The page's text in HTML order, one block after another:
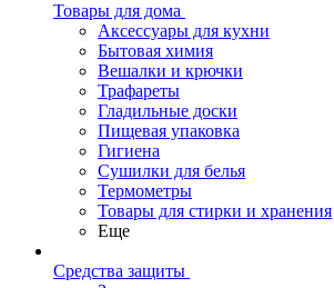
Товары для дома
Аксессуары для кухни
Бытовая химия
Вешалки и крючки
Трафареты
Гладильные доски
Пищевая упаковка
Гигиена
Сушилки для белья
Термометры
Товары для стирки и хранения
Еще
Средства защиты